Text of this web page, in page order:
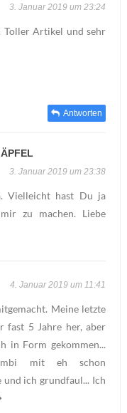
3. Januar 2019 um 23:24
Toller Artikel und sehr
Antworten
3. Januar 2019 um 23:38
Vielleicht hast Du ja
zu machen. Liebe
4. Januar 2019 um 11:41
Meine letzte
fast 5 Jahre her, aber
in Form gekommen...
mit eh schon
und ich grundfaul... Ich